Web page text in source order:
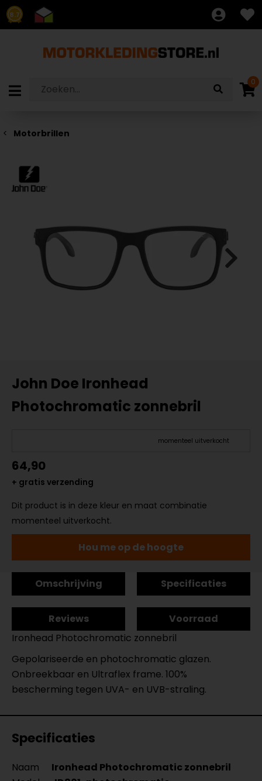
8.7
0
Motorbrillen
John Doe Ironhead
Photochromatic zonnebril
momenteel uitverkocht
64,90
+ gratis verzending
Dit product is in deze kleur en maat combinatie
momenteel uitverkocht.
Hou me op de hoogte
Omschrijving Specificaties
Reviews
Voorraad
Ironhead Photochromatic zonnebril
Gepolariseerde en photochromatic glazen.
Onbreekbaar en Ultraflex frame. 100%
bescherming tegen UVA- en UVB-straling.
Specificaties
Naam
Ironhead Photochromatic zonnebril